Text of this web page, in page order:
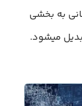
به بخشی
میشود.